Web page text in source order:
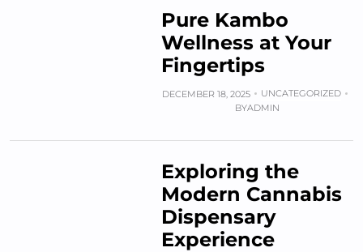
Pure Kambo
Wellness at Your
Fingertips
DECEMBER 18, 2025
UNCATEGORIZED
BYADMIN
Exploring the
Modern Cannabis
Dispensary
Experience